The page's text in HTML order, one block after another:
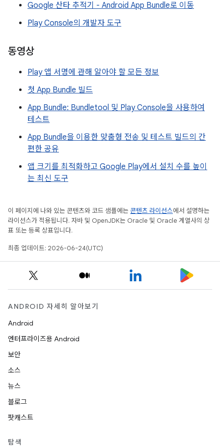
Google 산타 추적기 - Android App Bundle로 이동
Play Console의 개발자 도구
동영상
Play 앱 서명에 관해 알아야 할 모든 정보
첫 App Bundle 빌드
App Bundle: Bundletool 및 Play Console을 사용하여
테스트
App Bundle을 이용한 맞춤형 전송 및 테스트 빌드의 간
편한 공유
앱 크기를 최적화하고 Google Play에서 설치 수를 높이
는 최신 도구
이 페이지에 나와 있는 콘텐츠와 코드 샘플에는 콘텐츠 라이선스에서 설명하는
라이선스가 적용됩니다. 자바 및 OpenJDK는 Oracle 및 Oracle 계열사의 상
표 또는 등록 상표입니다.
최종 업데이트: 2026-06-24(UTC)
ANDROID 자세히 알아보기
Android
엔터프라이즈용 Android
보안
소스
뉴스
블로그
팟캐스트
탐색